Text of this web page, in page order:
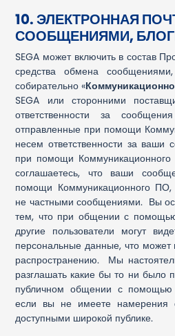
10. ЭЛЕКТРОННАЯ
СООБЩЕНИЯМИ,
SEGA может включить в состав
средства обмена
собирательно «
SEGA или сторонними
ответственности за
отправленные при помощи
несем ответственности за ваши
при помощи
соглашаетесь, что ваши
помощи Коммуникационного
не частными сообщениями. Вы
тем, что при общении с
другие пользователи могут
персональные данные, что может
распространению. Мы
разглашать какие бы то ни было
публичном общении с помощью
если вы не имеете намерения
доступными широкой публике.